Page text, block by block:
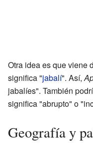
Otra idea es que viene
significa "jabalí". Así,
jabalíes". También
significa "abrupto" o
Geografía y